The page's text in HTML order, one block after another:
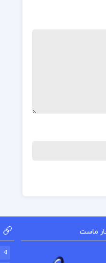
ماست